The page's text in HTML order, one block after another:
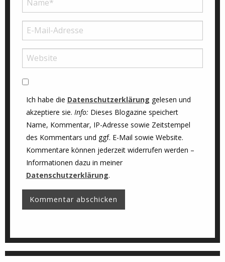
Ich habe die Datenschutzerklärung gelesen und
akzeptiere sie. Info: Dieses Blogazine speichert
Name, Kommentar, IP-Adresse sowie Zeitstempel
des Kommentars und ggf. E-Mail sowie Website.
Kommentare können jederzeit widerrufen werden –
Informationen dazu in meiner
Datenschutzerklärung.